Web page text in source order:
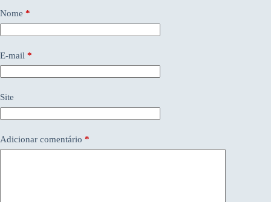
Nome *
E-mail *
Site
Adicionar comentário *